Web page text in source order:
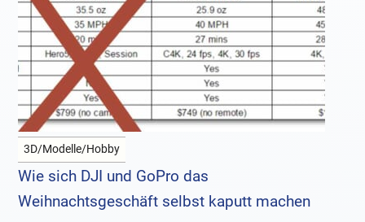
3D/Modelle/Hobby
Wie sich DJI und GoPro das
Weihnachtsgeschäft selbst kaputt machen